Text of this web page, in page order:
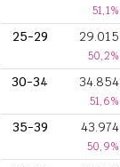
51,1%
25-29 29.015
50,2%
30-34 34.854
51,6%
35-39 43.974
50,9%